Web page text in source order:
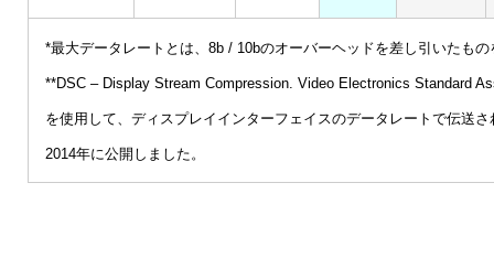
*最大データレートとは、8b / 10bのオーバーヘッドを差し引いたも
**DSC – Display Stream Compression. Video Electronics Standard
を使用して、ディスプレイインターフェイスのデータレートで伝送
2014年に公開しました。